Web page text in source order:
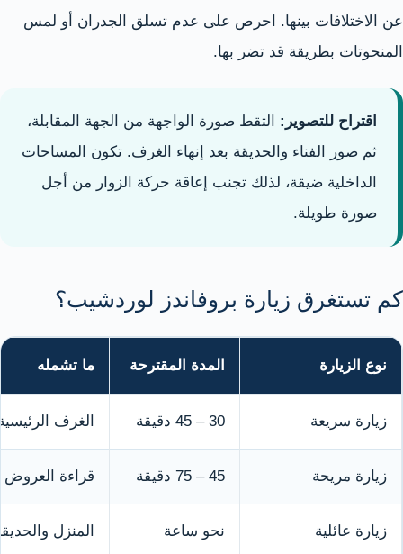
عن الاختلافات بينها. احرص على عدم تسلق الجدران أو لمس
المنحوتات بطريقة قد تضر بها.
اقتراح للتصوير: التقط صورة الواجهة من الجهة المقابلة،
ثم صور الفناء والحديقة بعد إنهاء الغرف. تكون المساحات
الداخلية ضيقة، لذلك تجنب إعاقة حركة الزوار من أجل
صورة طويلة.
كم تستغرق زيارة بروفاندز لوردشيب؟
نوع الزيارة المدة المقترحة ما تشمله
زيارة سريعة 30 – 45 دقيقة الغرف
زيارة مريحة 45 – 75 دقيقة قراءة العروض
زيارة عائلية نحو ساعة المنزل